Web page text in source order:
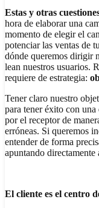
Estas y otras
hora de elaborar una
momento de elegir el
potenciar las ventas de
dónde queremos dirigir
lean nuestros usuarios.
requiere de estrategia:
Tener claro nuestro
para tener éxito con una
por el receptor de
erróneas. Si queremos
entender de forma
apuntando directamente
El cliente es el centro